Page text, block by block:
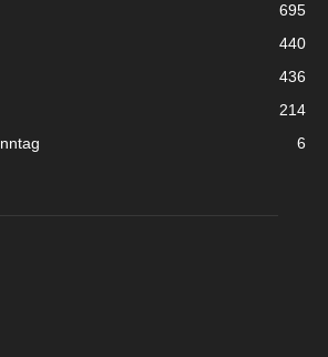
695
440
436
214
6